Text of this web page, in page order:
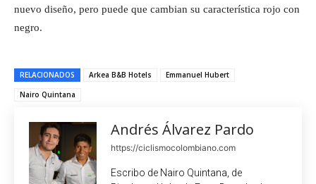
nuevo diseño, pero puede que cambian su característica rojo con
negro.
RELACIONADOS Arkea B&B Hotels
Emmanuel Hubert
Nairo Quintana
Andrés Álvarez Pardo
https://ciclismocolombiano.com
Escribo de Nairo Quintana, de